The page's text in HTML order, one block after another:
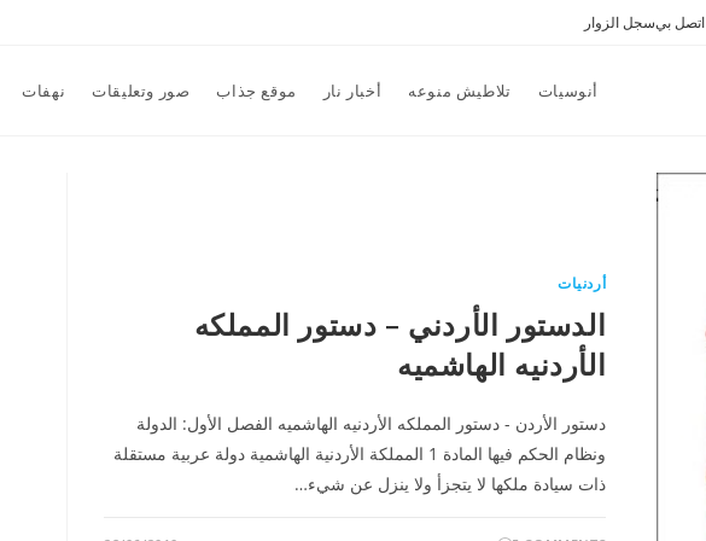
اتصل بيسجل الزوار
أنوسيات تلاطيش منوعه أخبار نار موقع جذاب صور وتعليقات نهفات
أردنيات
الدستور الأردني – دستور المملكه
الأردنيه الهاشميه
دستور الأردن - دستور المملكه الأردنيه الهاشميه الفصل الأول: الدولة
ونظام الحكم فيها المادة 1 المملكة الأردنية الهاشمية دولة عربية مستقلة
ذات سيادة ملكها لا يتجزأ ولا ينزل عن شيء…